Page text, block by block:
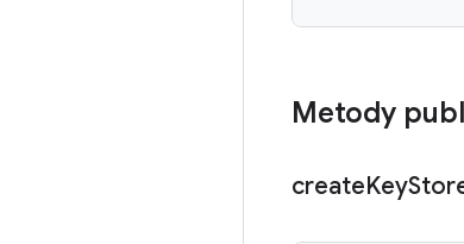
Metody
createKey